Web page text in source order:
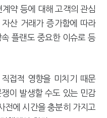
약 등에 대해 고객의 관심
산 거래가 증가함에 따라
플랜도 중요한 이슈로 등
접적 영향을 미치기 때문
이 발생할 수도 있는 민감
전에 시간을 충분히 가지고